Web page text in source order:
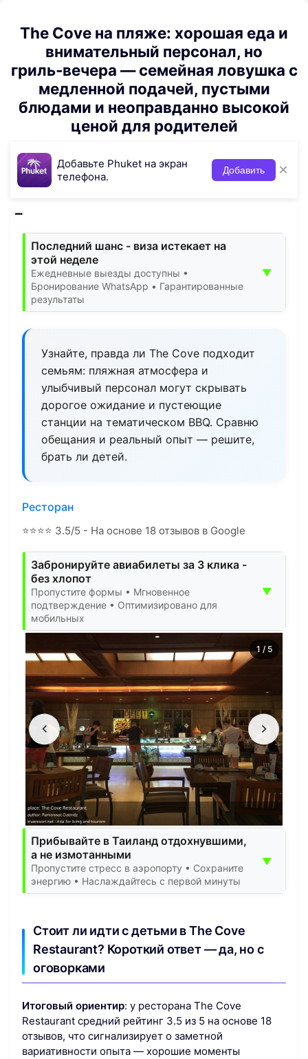
The Cove на пляже: хорошая еда и
внимательный персонал, но
гриль‑вечера — семейная ловушка с
медленной подачей, пустыми
блюдами и неоправданно высокой
ценой для родителей
Добавьте Phuket на экран
телефона.
Добавить ×
Последний шанс - виза истекает на
этой неделе
Ежедневные выезды доступны •
Бронирование WhatsApp • Гарантированные
результаты
▼
Узнайте, правда ли The Cove подходит
семьям: пляжная атмосфера и
улыбчивый персонал могут скрывать
дорогое ожидание и пустеющие
станции на тематическом BBQ. Сравню
обещания и реальный опыт — решите,
брать ли детей.
Ресторан
⭐⭐⭐⭐ 3.5/5 - На основе 18 отзывов в Google
Забронируйте авиабилеты за 3 клика -
без хлопот
Пропустите формы • Мгновенное
подтверждение • Оптимизировано для
мобильных
▼
1 / 5
Прибывайте в Таиланд отдохнувшими,
а не измотанными
Пропустите стресс в аэропорту • Сохраните
энергию • Наслаждайтесь с первой минуты
▼
Стоит ли идти с детьми в The Cove
Restaurant? Короткий ответ — да, но с
оговорками
Итоговый ориентир: у ресторана The Cove
Restaurant средний рейтинг 3.5 из 5 на основе 18
отзывов, что сигнализирует о заметной
вариативности опыта — хорошие моменты